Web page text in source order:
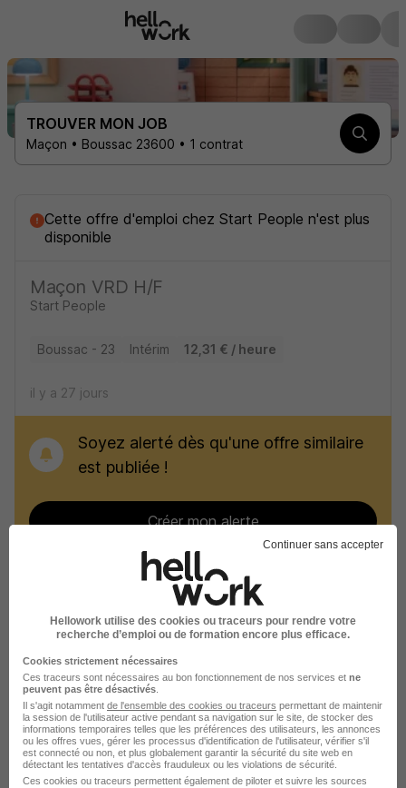
TROUVER MON JOB
Maçon • Boussac 23600 • 1 contrat
Cette offre d'emploi chez Start People n'est plus
disponible
Maçon VRD H/F
Start People
Boussac - 23 Intérim 12,31 € / heure
il y a 27 jours
Soyez alerté dès qu'une offre similaire
est publiée !
Créer mon alerte
Recherches similaires
Emploi Maçon VRD
Emploi BTP
Emploi Guéret
Emploi La Souterraine
Continuer sans accepter
Hellowork utilise des cookies ou traceurs pour rendre votre
recherche d’emploi ou de formation encore plus efficace.
Cookies strictement nécessaires
Ces traceurs sont nécessaires au bon fonctionnement de nos services et ne
peuvent pas être désactivés
Il s'agit notamment de l'ensemble des cookies ou traceurs permettant de maintenir
la session de l'utilisateur active pendant sa navigation sur le site, de stocker des
informations temporaires telles que les préférences des utilisateurs, les annonces
ou les offres vues, gérer les processus d'identification de l'utilisateur, vérifier s'il
est connecté ou non, et plus globalement garantir la sécurité du site web en
détectant les tentatives d'accès frauduleux ou les violations de sécurité.
Ces cookies ou traceurs permettent également de piloter et suivre les sources